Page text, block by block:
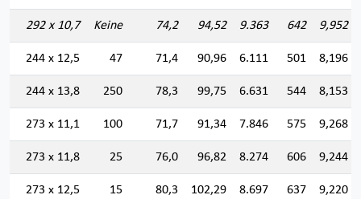
292 x 10,7 Keine 74,2 94,52 9.363 642 9,952
244 x 12,5 47 71,4 90,96 6.111 501 8,196
244 x 13,8 250 78,3 99,75 6.631 544 8,153
273 x 11,1 100 71,7 91,34 7.846 575 9,268
273 x 11,8 25 76,0 96,82 8.274 606 9,244
273 x 12,5 15 80,3 102,29 8.697 637 9,220